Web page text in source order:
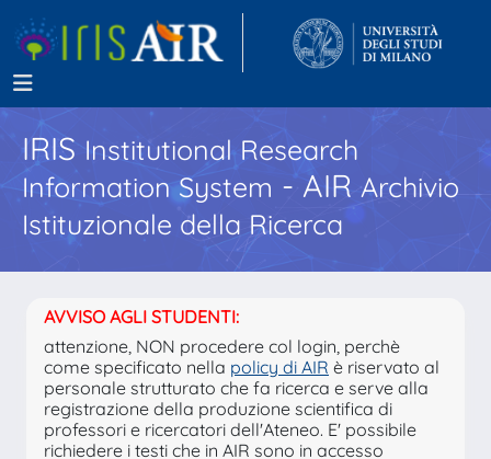
IRISInstitutional Research
Information System - AIR Archivio
Istituzionale della Ricerca
AVVISO AGLI STUDENTI:
attenzione, NON procedere col login, perchè
come specificato nella policy di AIR è riservato al
personale strutturato che fa ricerca e serve alla
registrazione della produzione scientifica di
professori e ricercatori dell'Ateneo. E' possibile
richiedere i testi che in AIR sono in accesso